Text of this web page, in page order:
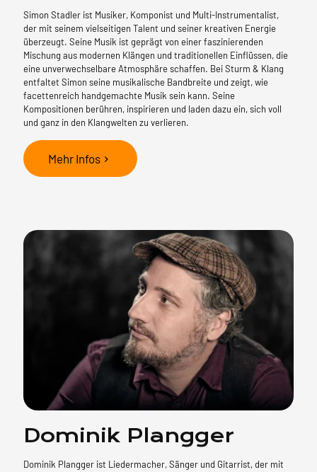
Simon Stadler ist Musiker, Komponist und Multi-Instrumentalist,
der mit seinem vielseitigen Talent und seiner kreativen Energie
überzeugt. Seine Musik ist geprägt von einer faszinierenden
Mischung aus modernen Klängen und traditionellen Einflüssen, die
eine unverwechselbare Atmosphäre schaffen. Bei Sturm & Klang
entfaltet Simon seine musikalische Bandbreite und zeigt, wie
facettenreich handgemachte Musik sein kann. Seine
Kompositionen berühren, inspirieren und laden dazu ein, sich voll
und ganz in den Klangwelten zu verlieren.
Mehr Infos
Dominik Plangger
Dominik Plangger ist Liedermacher, Sänger und Gitarrist, der mit